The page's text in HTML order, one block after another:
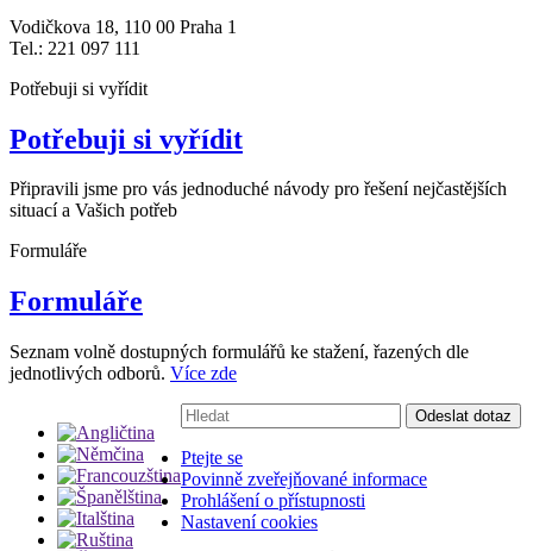
Vodičkova 18, 110 00 Praha 1
Tel.: 221 097 111
Potřebuji si vyřídit
Potřebuji si vyřídit
Připravili jsme pro vás jednoduché návody pro řešení nejčastějších
situací a Vašich potřeb
Formuláře
Formuláře
Seznam volně dostupných formulářů ke stažení, řazených dle
jednotlivých odborů. Více zde
Vyhledávání:
Odeslat dotaz
Ptejte se
Povinně zveřejňované informace
Prohlášení o přístupnosti
Nastavení cookies